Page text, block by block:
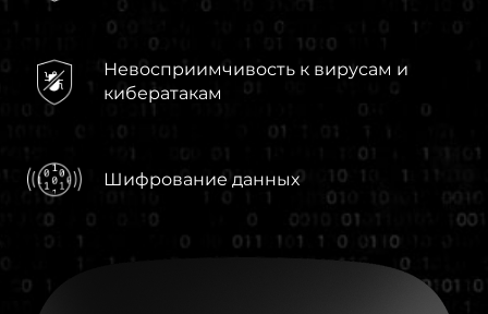
Невосприимчивость к вирусам и
кибератакам
Шифрование данных